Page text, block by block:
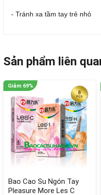
- Tránh xa tầm tay trẻ nhỏ
Sản phẩm liên
Bao Cao Su Ngón Tay
Pleasure More Les C